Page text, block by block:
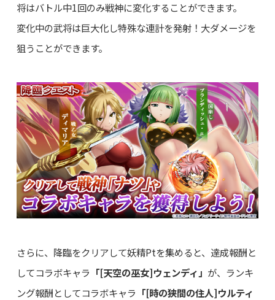
将はバトル中1回のみ戦神に変化することができます。
変化中の武将は巨大化し特殊な連計を発射！大ダメージを
狙うことができます。
さらに、降臨をクリアして妖精Ptを集めると、達成報酬と
してコラボキャラ 「[天空の巫女]ウェンディ」 が、ランキ
ング報酬としてコラボキャラ 「[時の狭間の住人]ウルティ